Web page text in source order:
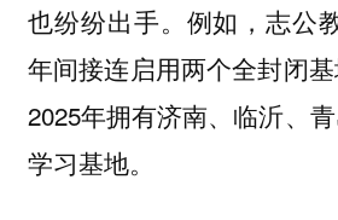
也纷纷出手。例如，志公
年间接连启用两个全封闭
2025年拥有济南、临沂、
学习基地。